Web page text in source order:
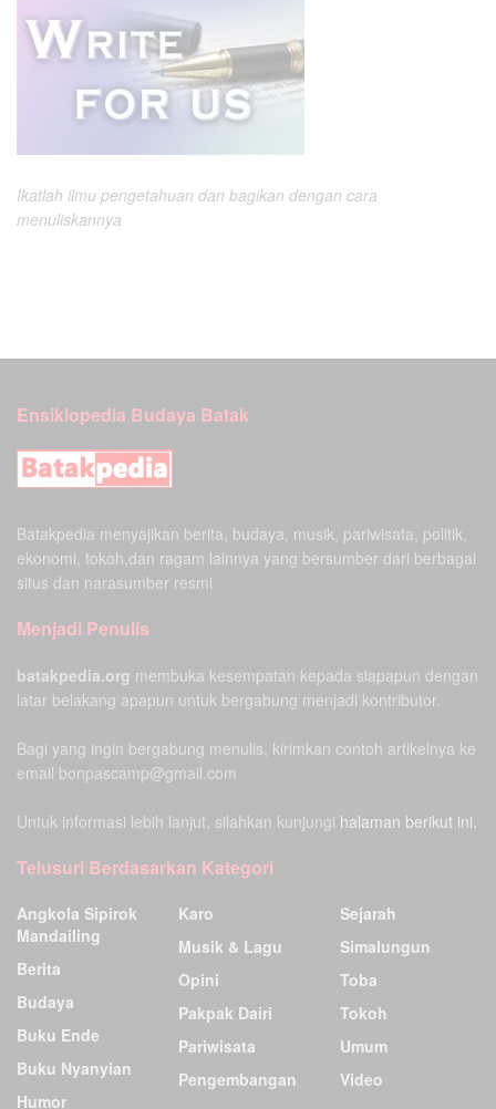
Ikatlah ilmu pengetahuan dan bagikan dengan cara
menuliskannya
Ensiklopedia Budaya Batak
Batakpedia menyajikan berita, budaya, musik, pariwisata, politik,
ekonomi, tokoh,dan ragam lainnya yang bersumber dari berbagai
situs dan narasumber resmi
Menjadi Penulis
batakpedia.org membuka kesempatan kepada siapapun dengan
latar belakang apapun untuk bergabung menjadi kontributor.
Bagi yang ingin bergabung menulis, kirimkan contoh artikelnya ke
email bonpascamp@gmail.com
Untuk informasi lebih lanjut, silahkan kunjungi halaman berikut ini.
Telusuri Berdasarkan Kategori
Angkola Sipirok
Mandailing
Berita
Budaya
Buku Ende
Buku Nyanyian
Humor
Karo
Musik & Lagu
Opini
Pakpak Dairi
Pariwisata
Pengembangan
Sejarah
Simalungun
Toba
Tokoh
Umum
Video